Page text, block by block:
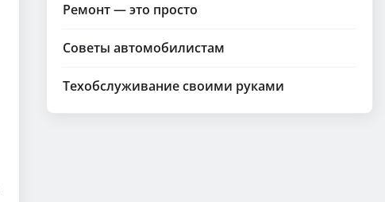
Ремонт — это просто
Советы автомобилистам
Техобслуживание своими руками